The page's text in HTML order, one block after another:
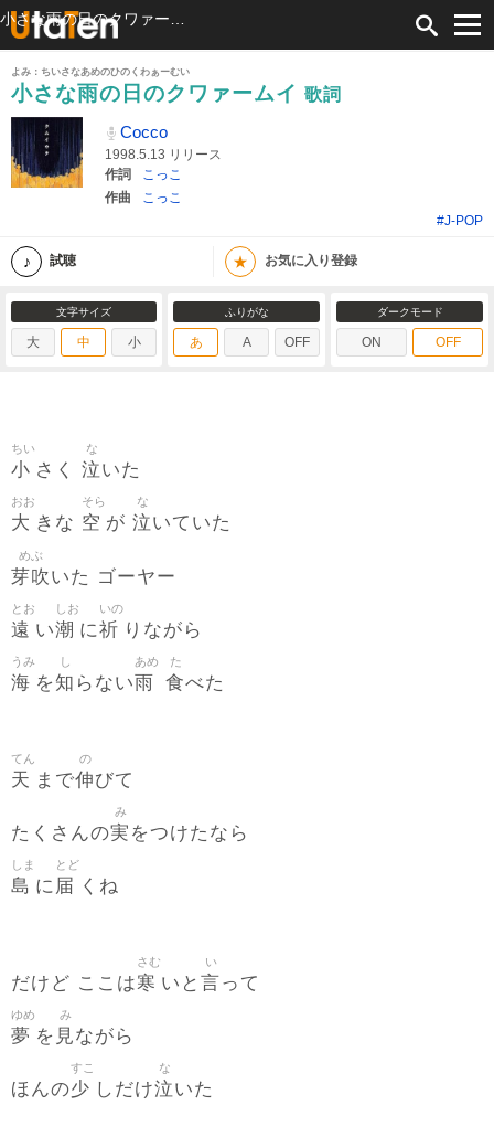
よみ：ちいさなあめのひのくわぁーむい
小さな雨の日のクワァームイ 歌詞
Cocco
1998.5.13 リリース
作詞
こっこ
作曲
こっこ
#J-POP
試聴 ★ お気に入り登録
文字サイズ
大 中 小
ふりがな
あ A OFF
ダークモード
ON OFF
小
ちい
さく 泣
な
いた
大
おお
きな 空
そら
が 泣
な
いていた
芽吹
めぶ
いた ゴーヤー
遠
とお
い潮
しお
に祈
いの
りながら
海
うみ
を知
し
らない雨
あめ
食
た
べた
天
てん
まで伸
の
びて
たくさんの実
み
をつけたなら
島
しま
に 届
とど
くね
だけど ここは寒
さむ
いと 言
い
って
夢
ゆめ
を 見
み
ながら
ほんの少
すこ
しだけ泣
な
いた